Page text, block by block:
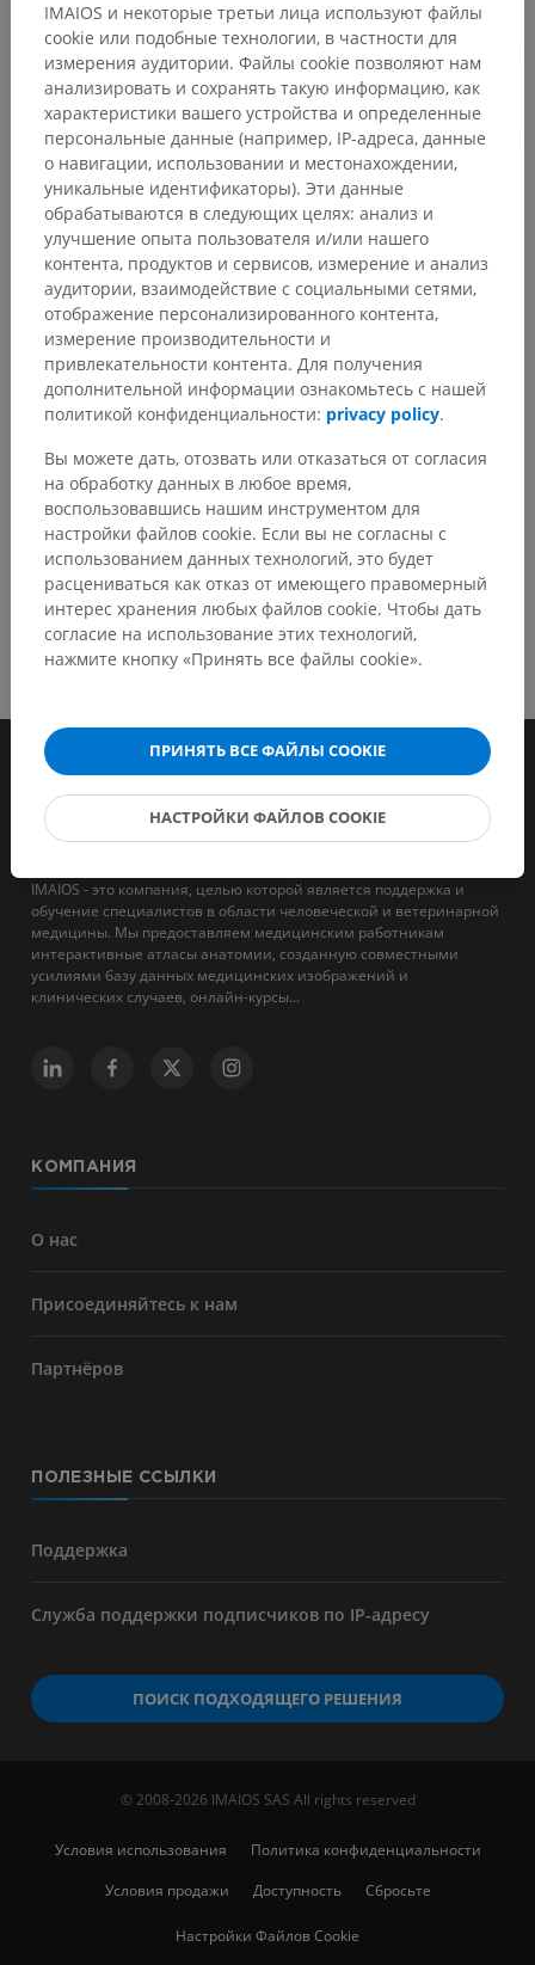
Сравнительная анатомия человека
Переводы
Заметили ошибку?
Не стесняйтесь предложить поправку, свою версию
перевода или решение по улучшению контента.
Сообщить об ошибке
IMAIOS - это компания, целью которой является поддержка и
обучение специалистов в области человеческой и ветеринарной
медицины. Мы предоставляем медицинским работникам
интерактивные атласы анатомии, созданную совместными
усилиями базу данных медицинских изображений и
клинических случаев, онлайн-курсы...
КОМПАНИЯ
О нас
Присоединяйтесь к нам
Партнёров
ПОЛЕЗНЫЕ ССЫЛКИ
Поддержка
Служба поддержки подписчиков по IP-адресу
ПОИСК ПОДХОДЯЩЕГО РЕШЕНИЯ
© 2008-2026 IMAIOS SAS All rights reserved
Условия использования
Политика конфиденциальности
Условия продажи
Доступность Сбросьте
Настройки Файлов Cookie
IMAIOS и некоторые третьи лица используют файлы
cookie или подобные технологии, в частности для
измерения аудитории. Файлы cookie позволяют нам
анализировать и сохранять такую информацию, как
характеристики вашего устройства и определенные
персональные данные (например, IP-адреса, данные
о навигации, использовании и местонахождении,
уникальные идентификаторы). Эти данные
обрабатываются в следующих целях: анализ и
улучшение опыта пользователя и/или нашего
контента, продуктов и сервисов, измерение и анализ
аудитории, взаимодействие с социальными сетями,
отображение персонализированного контента,
измерение производительности и
привлекательности контента. Для получения
дополнительной информации ознакомьтесь с нашей
политикой конфиденциальности: privacy policy.
Вы можете дать, отозвать или отказаться от согласия
на обработку данных в любое время,
воспользовавшись нашим инструментом для
настройки файлов cookie. Если вы не согласны с
использованием данных технологий, это будет
расцениваться как отказ от имеющего правомерный
интерес хранения любых файлов cookie. Чтобы дать
согласие на использование этих технологий,
нажмите кнопку «Принять все файлы cookie».
ПРИНЯТЬ ВСЕ ФАЙЛЫ COOKIE
НАСТРОЙКИ ФАЙЛОВ COOKIE